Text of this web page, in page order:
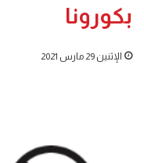
بكورونا
الإثنين 29 مارس 2021